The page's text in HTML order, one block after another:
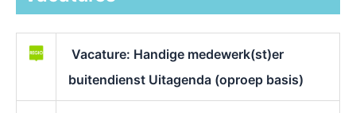
Vacature: Handige medewerk(st)er
buitendienst Uitagenda (oproep basis)